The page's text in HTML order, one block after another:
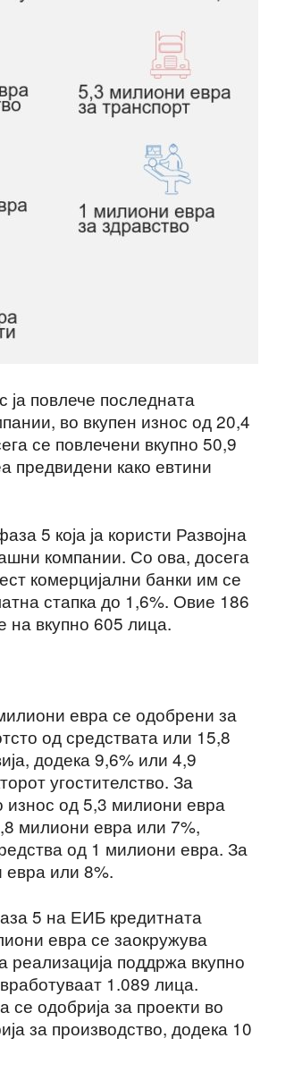
повлече последната
во вкупен износ од 20,4
се повлечени вкупно 50,9
предвидени како евтини
5 која ја користи Развојна
компании. Со ова, досега
комерцијални банки им се
стапка до 1,6%. Овие 186
вкупно 605 лица.
евра се одобрени за
од средствата или 15,8
додека 9,6% или 4,9
угостителство. За
износ од 5,3 милиони евра
милиони евра или 7%,
од 1 милиони евра. За
евра или 8%.
5 на ЕИБ кредитната
евра се заокружува
реализација поддржа вкупно
1.089 лица.
одобрија за проекти во
за производство, додека 10